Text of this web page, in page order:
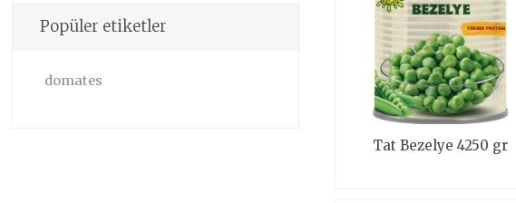
Tat Bezelye 4250 gr
Popüler etiketler
domates